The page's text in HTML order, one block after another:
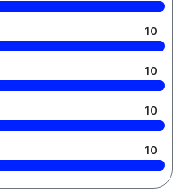
10
10
10
10